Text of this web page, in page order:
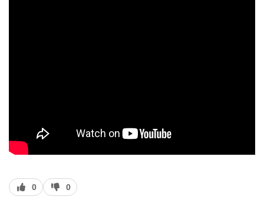
J’aime
0
J’aime
pas
0